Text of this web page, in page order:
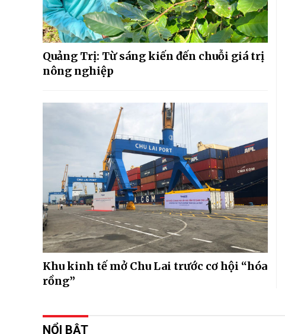
Quảng Trị: Từ sáng kiến đến chuỗi giá trị
nông nghiệp
Khu kinh tế mở Chu Lai trước cơ hội “hóa
rồng”
NỔI BẬT